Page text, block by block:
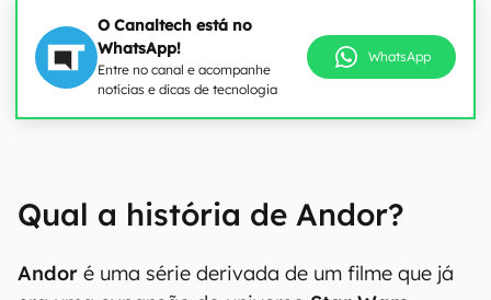
O Canaltech está no
WhatsApp!
Entre no canal e acompanhe
notícias e dicas de tecnologia
WhatsApp
Qual a história de Andor?
Andor é uma série derivada de um filme que já